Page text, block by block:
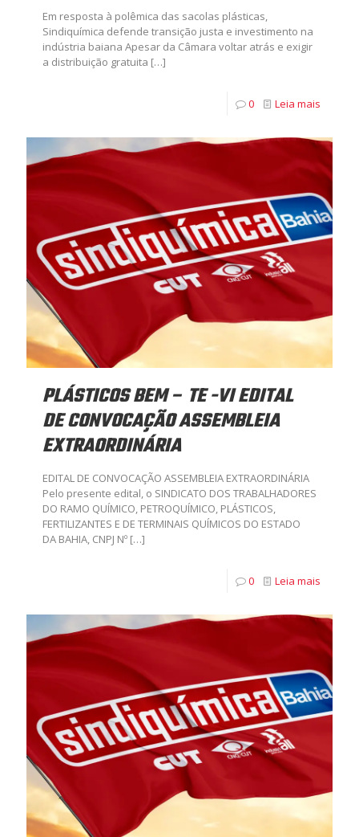
Em resposta à polêmica das sacolas plásticas,
Sindiquímica defende transição justa e investimento na
indústria baiana Apesar da Câmara voltar atrás e exigir
a distribuição gratuita […]
0 Leia mais
PLÁSTICOS BEM – TE -VI EDITAL
DE CONVOCAÇÃO ASSEMBLEIA
EXTRAORDINÁRIA
EDITAL DE CONVOCAÇÃO ASSEMBLEIA EXTRAORDINÁRIA
Pelo presente edital, o SINDICATO DOS TRABALHADORES
DO RAMO QUÍMICO, PETROQUÍMICO, PLÁSTICOS,
FERTILIZANTES E DE TERMINAIS QUÍMICOS DO ESTADO
DA BAHIA, CNPJ Nº […]
0 Leia mais